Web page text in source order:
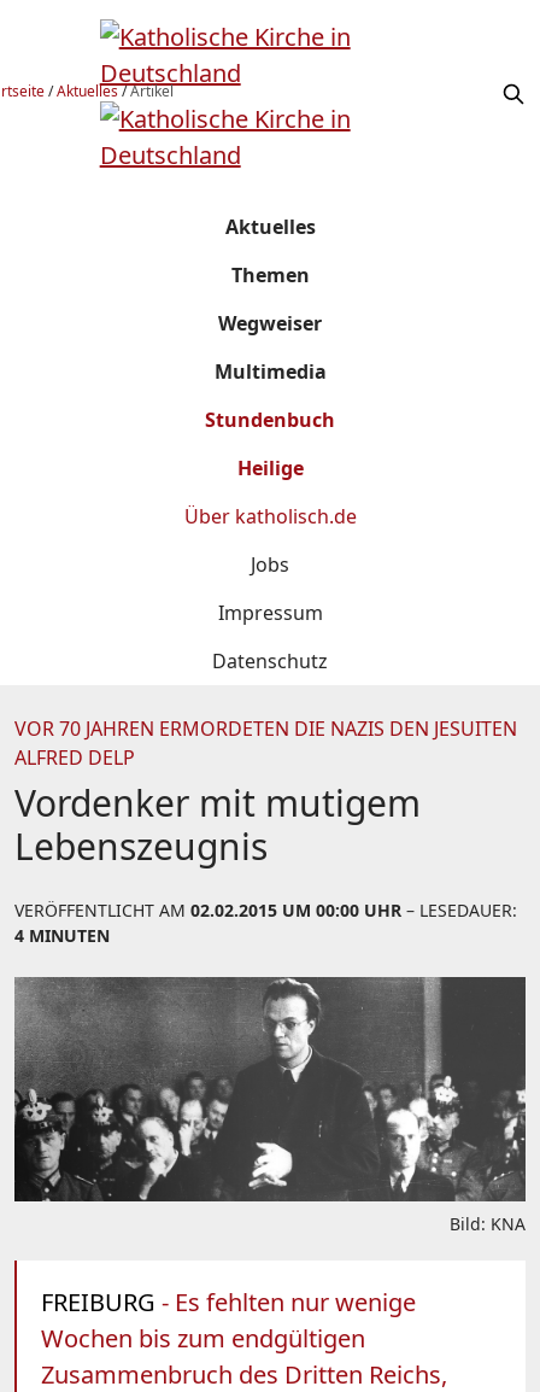
/Aktuelles/Artikel
Aktuelles
Themen
Wegweiser
Multimedia
Stundenbuch
Heilige
Über katholisch.de
Jobs
Impressum
Datenschutz
VOR 70 JAHREN ERMORDETEN DIE NAZIS DEN JESUITEN
ALFRED DELP
Vordenker mit mutigem
Lebenszeugnis
VERÖFFENTLICHT AM 02.02.2015 UM 00:00 UHR – LESEDAUER:
4 MINUTEN
Bild: KNA
FREIBURG - Es fehlten nur wenige
Wochen bis zum endgültigen
Zusammenbruch des Dritten Reichs,